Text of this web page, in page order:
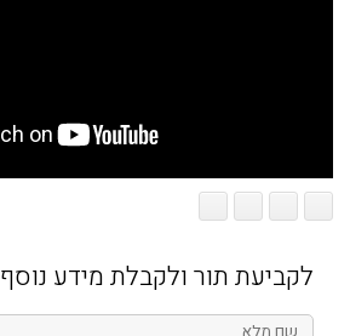
לקביעת תור ולקבלת מידע נוסף
שם